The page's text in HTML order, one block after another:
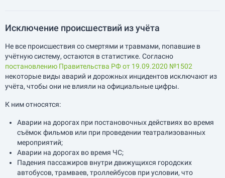
Исключение происшествий из учёта
Не все происшествия со смертями и травмами, попавшие в
учётную систему, остаются в статистике. Согласно
постановлению Правительства РФ от 19.09.2020 №1502
некоторые виды аварий и дорожных инцидентов исключают из
учёта, чтобы они не влияли на официальные цифры.
К ним относятся:
Аварии на дорогах при постановочных действиях во время
съёмок фильмов или при проведении театрализованных
мероприятий;
Аварии на дорогах во время ЧС;
Падения пассажиров внутри движущихся городских
автобусов, трамваев, троллейбусов при условии, что